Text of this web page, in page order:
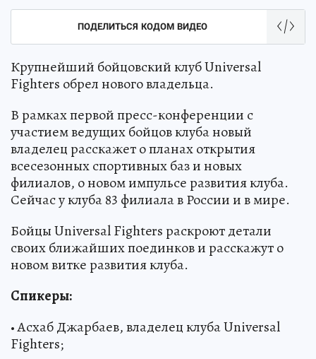
ПОДЕЛИТЬСЯ КОДОМ ВИДЕО
Крупнейший бойцовский клуб Universal
Fighters обрел нового владельца.
В рамках первой пресс-конференции с
участием ведущих бойцов клуба новый
владелец расскажет о планах открытия
всесезонных спортивных баз и новых
филиалов, о новом импульсе развития клуба.
Сейчас у клуба 83 филиала в России и в мире.
Бойцы Universal Fighters раскроют детали
своих ближайших поединков и расскажут о
новом витке развития клуба.
Спикеры:
• Асхаб Джарбаев, владелец клуба Universal
Fighters;